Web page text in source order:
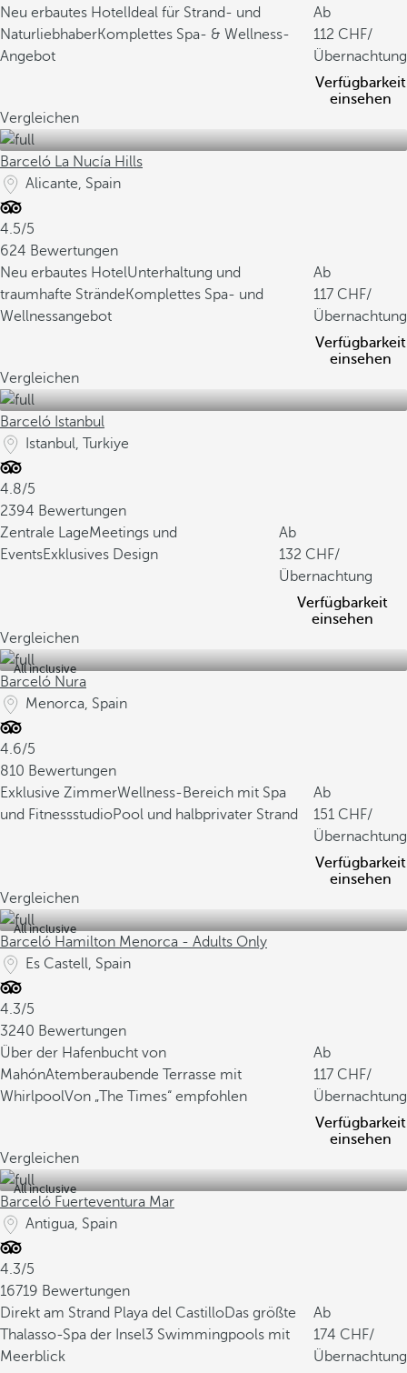
Neu erbautes Hotel Ideal für Strand- und
NaturliebhaberKomplettes Spa- & Wellness-
Angebot
Ab
112
/
Übernachtung
Verfügbarkeit
einsehen
Vergleichen
Barceló La Nucía Hills
Alicante, Spain
4.5/5
624 Bewertungen
Neu erbautes HotelUnterhaltung und
traumhafte SträndeKomplettes Spa- und
Wellnessangebot
Ab
117
/
Übernachtung
Verfügbarkeit
einsehen
Vergleichen
Barceló Istanbul
Istanbul, Turkiye
4.8/5
2394 Bewertungen
Zentrale LageMeetings und
EventsExklusives Design
Ab
132
/
Übernachtung
Verfügbarkeit
einsehen
Vergleichen
All inclusive
Barceló Nura
Menorca, Spain
4.6/5
810 Bewertungen
Exklusive ZimmerWellness-Bereich mit Spa
und FitnessstudioPool und halbprivater Strand
Ab
151
/
Übernachtung
Verfügbarkeit
einsehen
Vergleichen
All inclusive
Barceló Hamilton Menorca - Adults Only
Es Castell, Spain
4.3/5
3240 Bewertungen
Über der Hafenbucht von
MahónAtemberaubende Terrasse mit
WhirlpoolVon „The Times“ empfohlen
Ab
117
/
Übernachtung
Verfügbarkeit
einsehen
Vergleichen
All inclusive
Barceló Fuerteventura Mar
Antigua, Spain
4.3/5
16719 Bewertungen
Direkt am Strand Playa del CastilloDas größte
Thalasso-Spa der Insel3 Swimmingpools mit
Meerblick
Ab
174
/
Übernachtung